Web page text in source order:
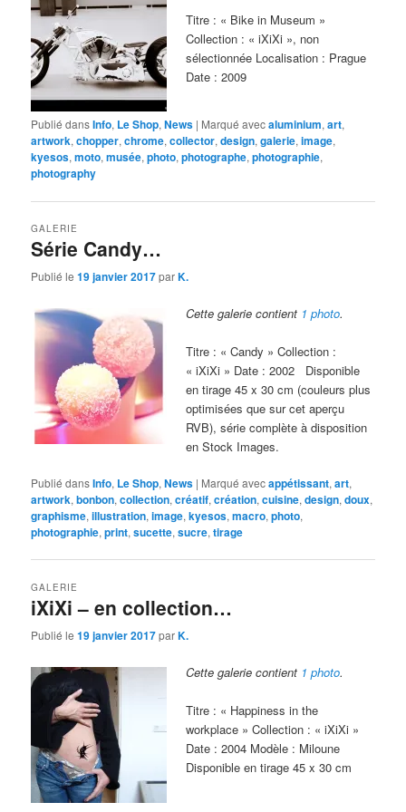
Titre : « Bike in Museum »
Collection : « iXiXi », non
sélectionnée Localisation : Prague
Date : 2009
Publié dansInfo, Le Shop,News | Marqué avecaluminium,art,
artwork,chopper,chrome,collector,design,galerie,image,
kyesos,moto,musée,photo,photographe,photographie,
photography
Série Candy…
GALERIE
Publié le19 janvier 2017parK.
Cette galerie contient 1 photo.
Titre : « Candy » Collection :
« iXiXi » Date : 2002 Disponible
en tirage 45 x 30 cm (couleurs plus
optimisées que sur cet aperçu
RVB), série complète à disposition
en Stock Images.
Publié dansInfo, Le Shop,News | Marqué avecappétissant,art,
artwork,bonbon,collection,créatif,création,cuisine,design,doux,
graphisme,illustration,image,kyesos,macro,photo,
photographie,print,sucette,sucre,tirage
iXiXi – en collection…
GALERIE
Publié le19 janvier 2017parK.
Cette galerie contient 1 photo.
Titre : « Happiness in the
workplace » Collection : « iXiXi »
Date : 2004 Modèle : Miloune
Disponible en tirage 45 x 30 cm